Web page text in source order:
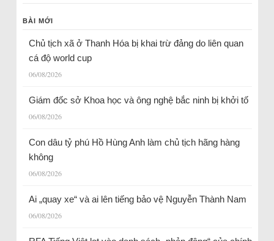
BÀI MỚI
Chủ tịch xã ở Thanh Hóa bị khai trừ đảng do liên quan
cá độ world cup
06/08/2026
Giám đốc sở Khoa học và ông nghệ bắc ninh bị khởi tố
06/08/2026
Con dâu tỷ phú Hồ Hùng Anh làm chủ tịch hãng hàng
không
06/08/2026
Ai „quay xe“ và ai lên tiếng bảo vệ Nguyễn Thành Nam
06/08/2026